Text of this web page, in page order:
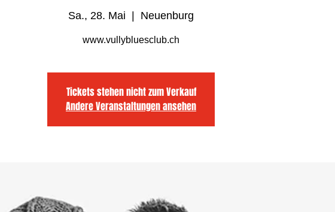
Sa., 28. Mai Neuenburg
www.vullybluesclub.ch
Tickets stehen nicht zum Verkauf
Andere Veranstaltungen ansehen